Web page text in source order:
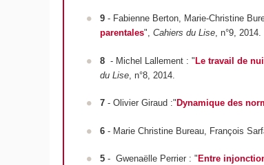
9- Fabienne Berton, Marie-Christine
parentales",Cahiers du Lise, n°9, 2014.
8- Michel Lallement : "Le travail de
du Lise , n°8, 2014.
7 - Olivier Giraud :" Dynamique des
6 - Marie Christine Bureau, François
5 - Gwenaëlle Perrier : " Entre